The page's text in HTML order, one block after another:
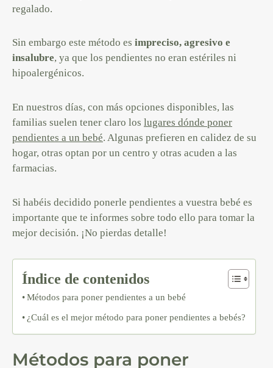
regalado.
Sin embargo este método es impreciso, agresivo e
insalubre, ya que los pendientes no eran estériles ni
hipoalergénicos.
En nuestros días, con más opciones disponibles, las
familias suelen tener claro los lugares dónde poner
pendientes a un bebé. Algunas prefieren en calidez de su
hogar, otras optan por un centro y otras acuden a las
farmacias.
Si habéis decidido ponerle pendientes a vuestra bebé es
importante que te informes sobre todo ello para tomar la
mejor decisión. ¡No pierdas detalle!
Índice de contenidos
Métodos para poner pendientes a un bebé
¿Cuál es el mejor método para poner pendientes a bebés?
Métodos para poner